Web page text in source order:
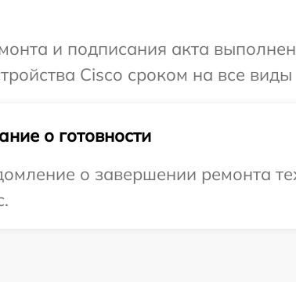
и подписания акта
Cisco сроком на все виды
о готовности
о завершении ремонта